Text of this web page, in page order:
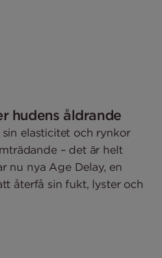
hudens åldrande
elasticitet och rynkor
– det är helt
nu nya Age Delay, en
återfå sin fukt, lyster och